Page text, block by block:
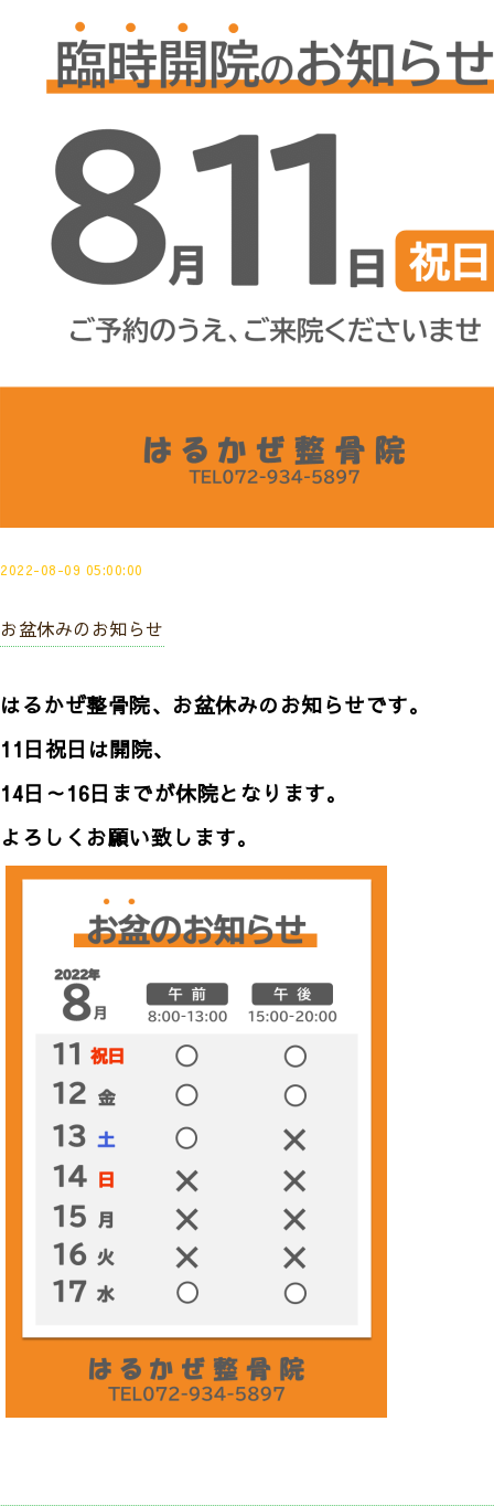
2022-08-09 05:00:00
お盆休みのお知らせ
はるかぜ整骨院、お盆休みのお知らせです。
11日祝日は開院、
14日～16日までが休院となります。
よろしくお願い致します。